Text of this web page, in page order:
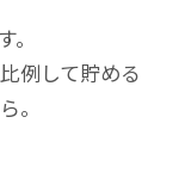
例して貯める
。